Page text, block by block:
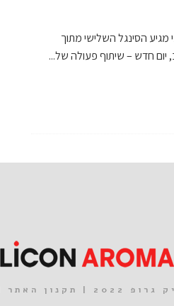
מגיע הסינגל השלישי מתוך
חדש – שיתוף פעולה של...
2022 | תקנון האתר